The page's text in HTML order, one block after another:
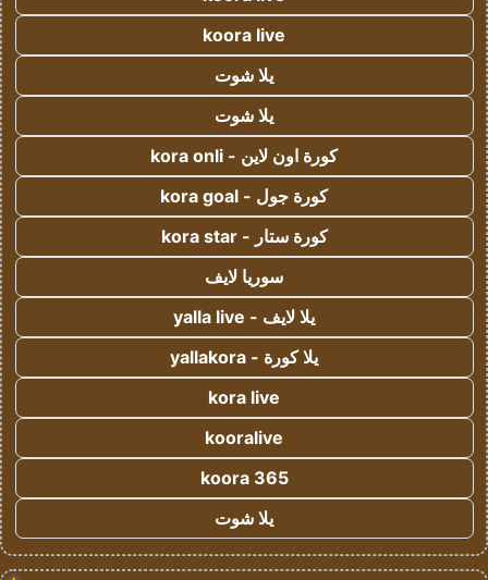
koora live
يلا شوت
يلا شوت
كورة اون لاين - kora onli
كورة جول - kora goal
كورة ستار - kora star
سوريا لايف
يلا لايف - yalla live
يلا كورة - yallakora
kora live
kooralive
koora 365
يلا شوت